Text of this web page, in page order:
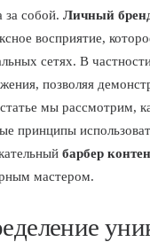
за собой. Личный
восприятие,
сетях. В
позволяя
мы рассмотрим,
принципы
барбер
мастером.